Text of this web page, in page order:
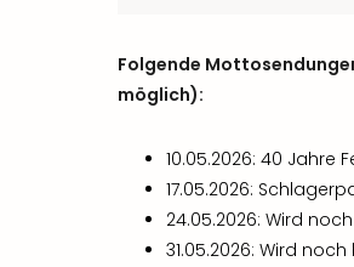
Folgende
möglich):
10.05.2026: 40 Jahre
17.05.2026:
24.05.2026: Wird
31.05.2026: Wird